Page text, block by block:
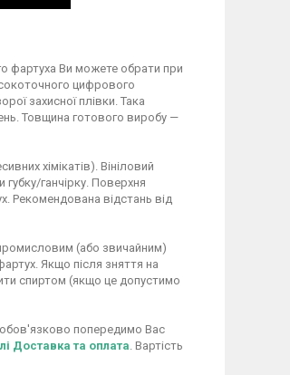
фартуха Ви можете обрати при
цифрового
захисної плівки. Така
Товщина готового виробу —
хімікатів). Вініловий
ганчірку. Поверхня
Рекомендована відстань від
(або звичайним)
Якщо після зняття на
спиртом (якщо це допустимо
обов'язково попередимо Вас
Доставка та оплата . Вартість